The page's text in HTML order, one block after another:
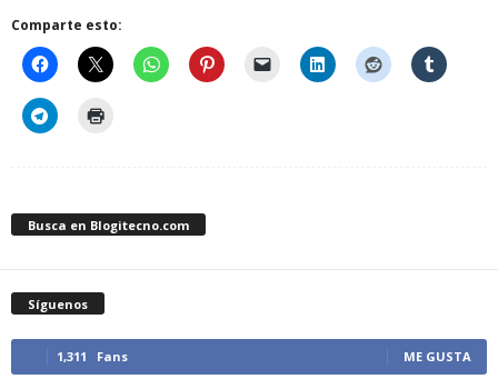
Comparte esto:
Busca en Blogitecno.com
Síguenos
1,311 Fans ME GUSTA